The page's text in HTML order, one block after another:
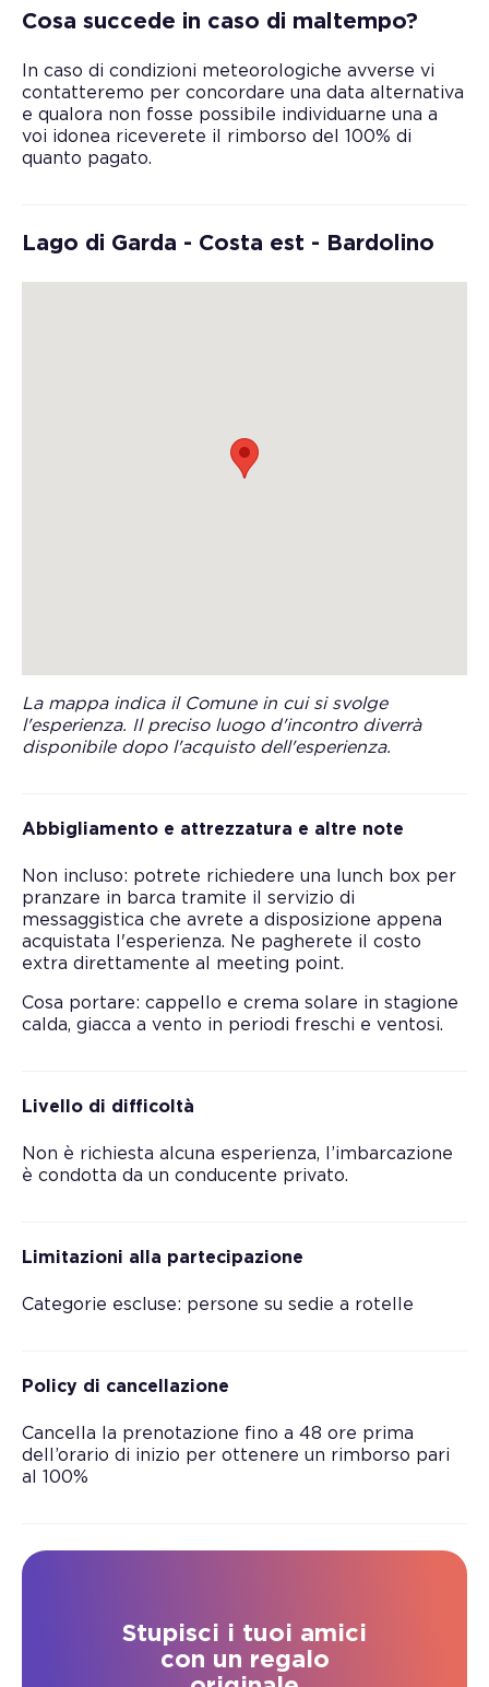
Cosa succede in caso di maltempo?
In caso di condizioni meteorologiche avverse vi
contatteremo per concordare una data alternativa
e qualora non fosse possibile individuarne una a
voi idonea riceverete il rimborso del 100% di
quanto pagato.
Lago di Garda - Costa est - Bardolino
La mappa indica il Comune in cui si svolge
l'esperienza. Il preciso luogo d'incontro diverrà
disponibile dopo l'acquisto dell'esperienza.
Abbigliamento e attrezzatura e altre note
Non incluso: potrete richiedere una lunch box per
pranzare in barca tramite il servizio di
messaggistica che avrete a disposizione appena
acquistata l'esperienza. Ne pagherete il costo
extra direttamente al meeting point.
Cosa portare: cappello e crema solare in stagione
calda, giacca a vento in periodi freschi e ventosi.
Livello di difficoltà
Non è richiesta alcuna esperienza, l’imbarcazione
è condotta da un conducente privato.
Limitazioni alla partecipazione
Categorie escluse: persone su sedie a rotelle
Policy di cancellazione
Cancella la prenotazione fino a 48 ore prima
dell’orario di inizio per ottenere un rimborso pari
al 100%
Stupisci i tuoi amici
con un regalo